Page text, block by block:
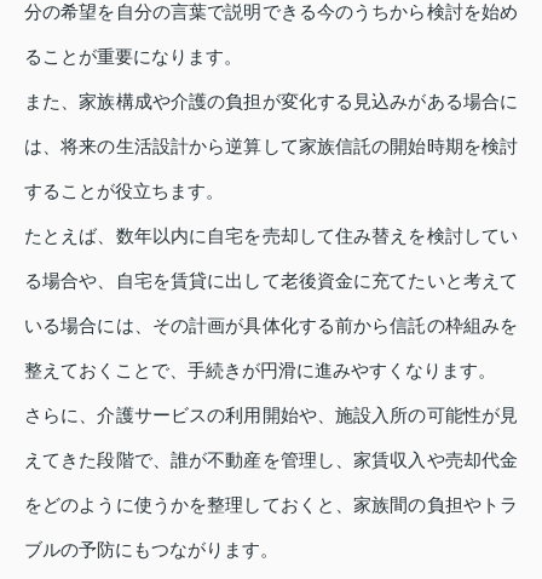
分の希望を自分の言葉で説明できる今のうちから検討を始め
ることが重要になります。
また、家族構成や介護の負担が変化する見込みがある場合に
は、将来の生活設計から逆算して家族信託の開始時期を検討
することが役立ちます。
たとえば、数年以内に自宅を売却して住み替えを検討してい
る場合や、自宅を賃貸に出して老後資金に充てたいと考えて
いる場合には、その計画が具体化する前から信託の枠組みを
整えておくことで、手続きが円滑に進みやすくなります。
さらに、介護サービスの利用開始や、施設入所の可能性が見
えてきた段階で、誰が不動産を管理し、家賃収入や売却代金
をどのように使うかを整理しておくと、家族間の負担やトラ
ブルの予防にもつながります。